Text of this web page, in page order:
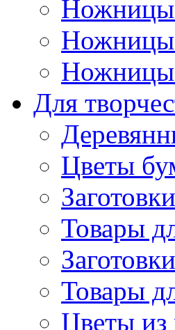
Ножницы
Ножницы
Для
Цветы
Товары
Товары
Цветы из